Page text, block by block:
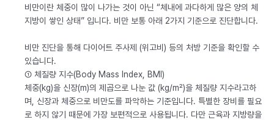
비만이란 체중이 많이 나가는 것이 아닌 “체내에 과다하게 많은 양의 체
지방이 쌓인 상태” 입니다. 비만 보통 아래 2가지 기준으로 진단합니다.
비만 진단을 통해 다이어트 주사제 (위고비) 등의 처방 기준을 확인할 수
있습니다.
① 체질량 지수(Body Mass Index, BMI)
체중(kg)을 신장(m)의 제곱으로 나눈 값 (kg/m²)을 체질량 지수라고하
며, 신장과 체중으로 비만도를 파악하는 기준입니다. 특별한 장비를 필요
로 하지 않기 때문에 가장 보편적으로 사용됩니다. 다만 근육과 지방량을